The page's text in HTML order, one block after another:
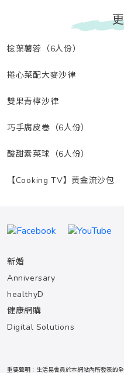
棯葉薯蓉（6人份）
捲心菜配大麥沙律
雙果青檸沙律
巧手腐皮卷（6人份）
酸甜素菜球（6人份）
【Cooking TV】黃金流沙包
新婚
Anniversary
healthyD
健康網購
Digital Solutions
重要聲明：生活易會員於本網站內所發表的